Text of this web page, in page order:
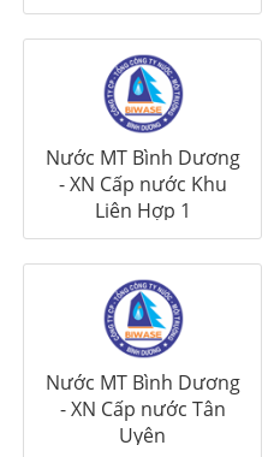
Nước MT Bình Dương
- XN Cấp nước Khu
Liên Hợp 1
Nước MT Bình Dương
- XN Cấp nước Tân
Uyên